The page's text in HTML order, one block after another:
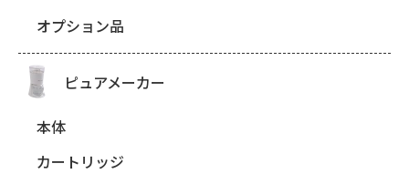
オプション品
ピュアメーカー
本体
カートリッジ